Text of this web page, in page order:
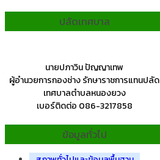
ปลัดเทศบาล
นายปภาวิน ปัญญาเทพ
ผู้อำนวยการกองช่าง รักษาราชการแทนปลัด
เทศบาลตำบลหนองยวง
เบอร์ติดต่อ 086-3217858
ข้อมูลทั่วไป